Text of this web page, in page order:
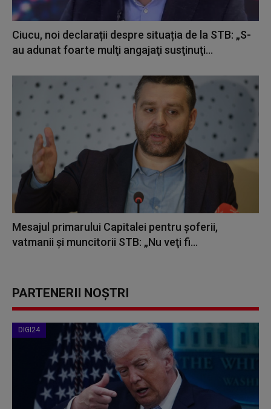
Ciucu, noi declarații despre situația de la STB: „S-
au adunat foarte mulţi angajaţi susţinuţi...
Mesajul primarului Capitalei pentru şoferii,
vatmanii şi muncitorii STB: „Nu veţi fi...
PARTENERII NOȘTRI
DIGI24